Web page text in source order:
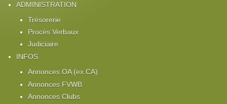
ADMINISTRATION
Trésorerie
Procès Verbaux
Judiciaire
INFOS
Annonces OA (ex CA)
Annonces FVWB
Annonces Clubs